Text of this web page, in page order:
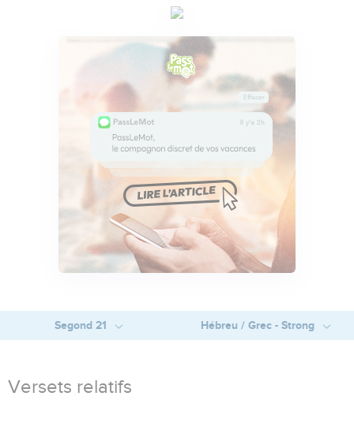
Segond 21 Hébreu / Grec - Strong
Versets relatifs